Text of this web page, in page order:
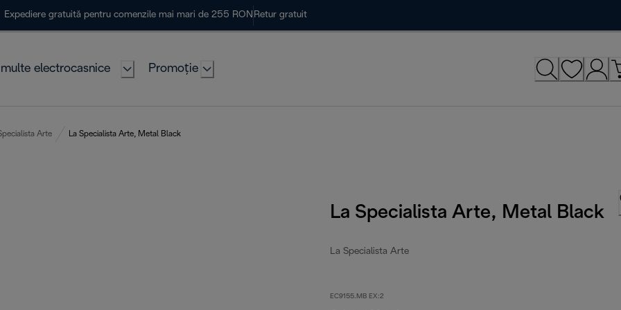
Expediere gratuită pentru comenzile mai mari de 255 RON Retur gratuit
electrocasnice Promoție
Arte La Specialista Arte, Metal Black
La Specialista Arte, Metal Black
La Specialista Arte
EC9155.MB EX:2